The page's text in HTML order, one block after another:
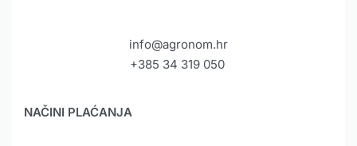
info@agronom.hr
+385 34 319 050
NAČINI PLAĆANJA